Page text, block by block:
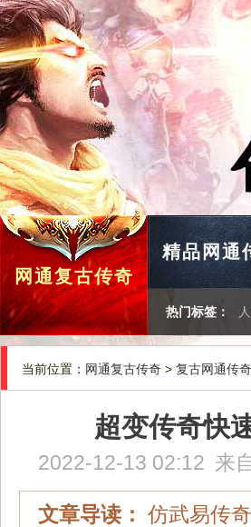
网通复古传奇
精品网通
热门标签：
当前位置： 网通复古传奇 > 复古网通传奇
超变传奇快
2022-12-13 02:12 来
文章导读： 仿武易传